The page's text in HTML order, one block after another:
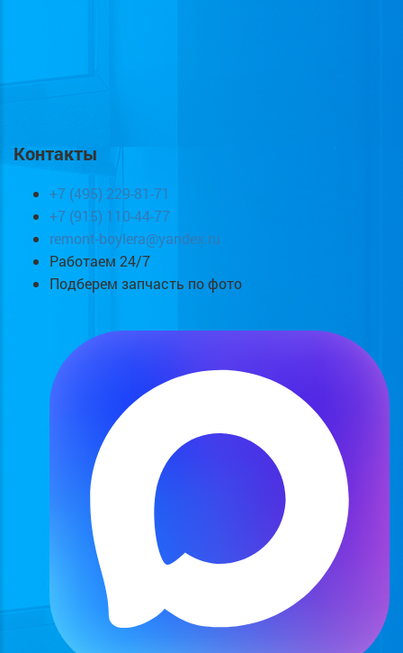
Контакты
+7 (495) 229-81-71
+7 (915) 110-44-77
remont-boylera@yandex.ru
Работаем 24/7
Подберем запчасть по фото